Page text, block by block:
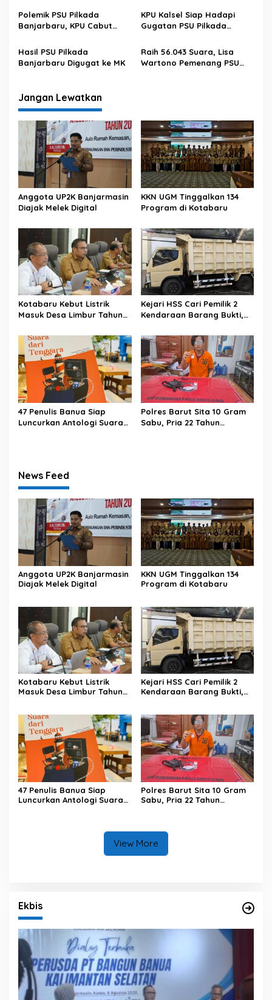
s
Polemik PSU Pilkada
Banjarbaru, KPU Cabut
KPU Kalsel Siap Hadapi
Gugatan PSU Pilkada
Hasil PSU Pilkada
Banjarbaru Digugat ke MK
Raih 56.043 Suara, Lisa
Wartono Pemenang PSU
Jangan Lewatkan
Anggota UP2K Banjarmasin
Diajak Melek Digital
KKN UGM Tinggalkan 134
Program di Kotabaru
Kotabaru Kebut Listrik
Masuk Desa Limbur Tahun
Kejari HSS Cari Pemilik 2
Kendaraan Barang Bukti,
47 Penulis Banua Siap
Luncurkan Antologi Suara
Polres Barut Sita 10 Gram
Sabu, Pria 22 Tahun
News Feed
Anggota UP2K Banjarmasin
Diajak Melek Digital
KKN UGM Tinggalkan 134
Program di Kotabaru
Kotabaru Kebut Listrik
Masuk Desa Limbur Tahun
Kejari HSS Cari Pemilik 2
Kendaraan Barang Bukti,
47 Penulis Banua Siap
Luncurkan Antologi Suara
Polres Barut Sita 10 Gram
Sabu, Pria 22 Tahun
View More
Ekbis